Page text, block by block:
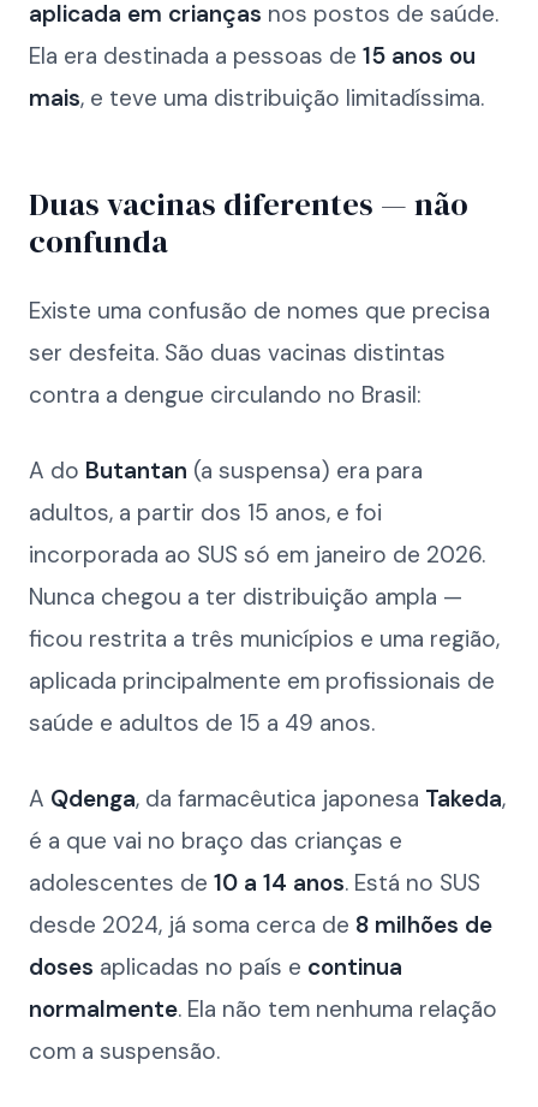
aplicada em crianças nos postos de saúde.
Ela era destinada a pessoas de 15 anos ou
mais, e teve uma distribuição limitadíssima.
Duas vacinas diferentes — não
confunda
Existe uma confusão de nomes que precisa
ser desfeita. São duas vacinas distintas
contra a dengue circulando no Brasil:
A do Butantan (a suspensa) era para
adultos, a partir dos 15 anos, e foi
incorporada ao SUS só em janeiro de 2026.
Nunca chegou a ter distribuição ampla —
ficou restrita a três municípios e uma região,
aplicada principalmente em profissionais de
saúde e adultos de 15 a 49 anos.
A Qdenga, da farmacêutica japonesa Takeda,
é a que vai no braço das crianças e
adolescentes de 10 a 14 anos. Está no SUS
desde 2024, já soma cerca de 8 milhões de
doses aplicadas no país e continua
normalmente. Ela não tem nenhuma relação
com a suspensão.